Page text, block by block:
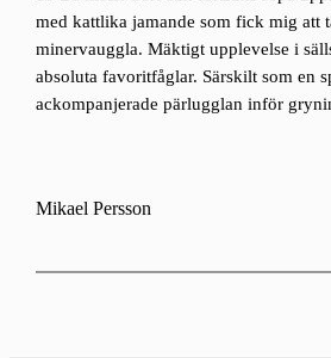
med kattlika jamande som fick mig att
minervauggla. Mäktigt upplevelse i
absoluta favoritfåglar. Särskilt som en
ackompanjerade pärlugglan inför
Mikael Persson